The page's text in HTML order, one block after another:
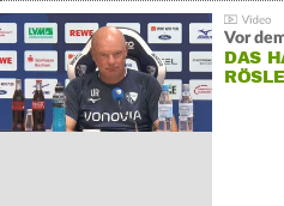
Vor
DAS